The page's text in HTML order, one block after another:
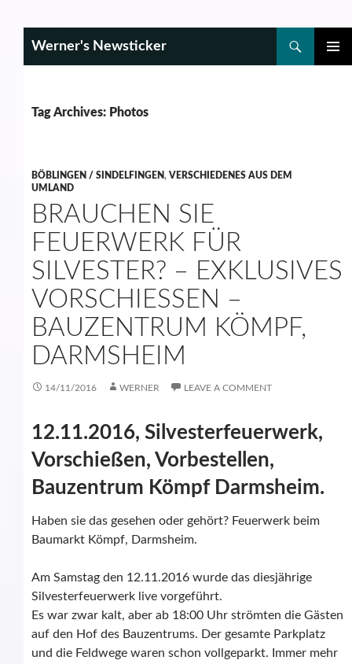
Werner's Newsticker
Tag Archives: Photos
BÖBLINGEN / SINDELFINGEN, VERSCHIEDENES AUS DEM
UMLAND
BRAUCHEN SIE
FEUERWERK FÜR
SILVESTER? – EXKLUSIVES
VORSCHIESSEN – B
AUZENTRUM KÖMPF, D
ARMSHEIM
14/11/2016 WERNER LEAVE A COMMENT
12.11.2016, Silvesterfeuerwerk,
Vorschießen, Vorbestellen,
Bauzentrum Kömpf Darmsheim.
Haben sie das gesehen oder gehört? Feuerwerk beim
Baumarkt Kömpf, Darmsheim.
Am Samstag den 12.11.2016 wurde das diesjährige
Silvesterfeuerwerk live vorgeführt.
Es war zwar kalt, aber ab 18:00 Uhr strömten die Gästen
auf den Hof des Bauzentrums. Der gesamte Parkplatz
und die Feldwege waren schon vollgeparkt. Immer mehr